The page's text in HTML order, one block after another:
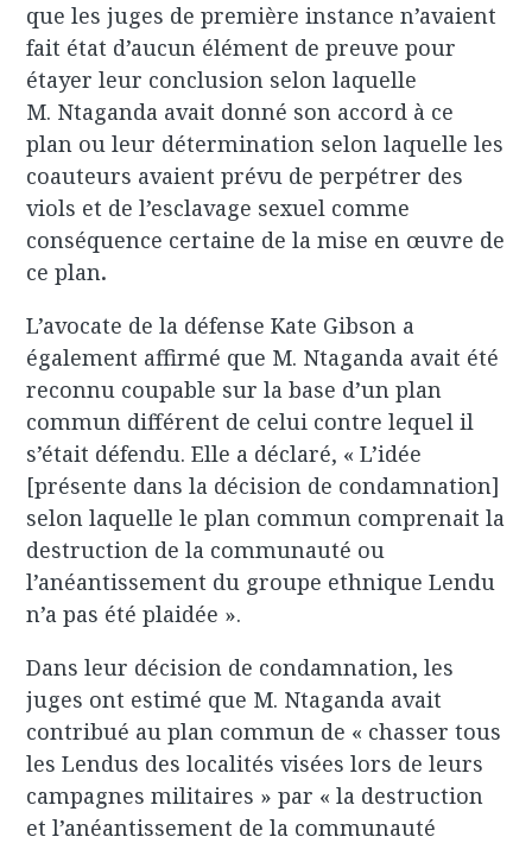
que les juges de première instance n’avaient
fait état d’aucun élément de preuve pour
étayer leur conclusion selon laquelle
M. Ntaganda avait donné son accord à ce
plan ou leur détermination selon laquelle les
coauteurs avaient prévu de perpétrer des
viols et de l’esclavage sexuel comme
conséquence certaine de la mise en œuvre de
ce plan.
L’avocate de la défense Kate Gibson a
également affirmé que M. Ntaganda avait été
reconnu coupable sur la base d’un plan
commun différent de celui contre lequel il
s’était défendu. Elle a déclaré, « L’idée
[présente dans la décision de condamnation]
selon laquelle le plan commun comprenait la
destruction de la communauté ou
l’anéantissement du groupe ethnique Lendu
n’a pas été plaidée ».
Dans leur décision de condamnation, les
juges ont estimé que M. Ntaganda avait
contribué au plan commun de « chasser tous
les Lendus des localités visées lors de leurs
campagnes militaires » par « la destruction
et l’anéantissement de la communauté